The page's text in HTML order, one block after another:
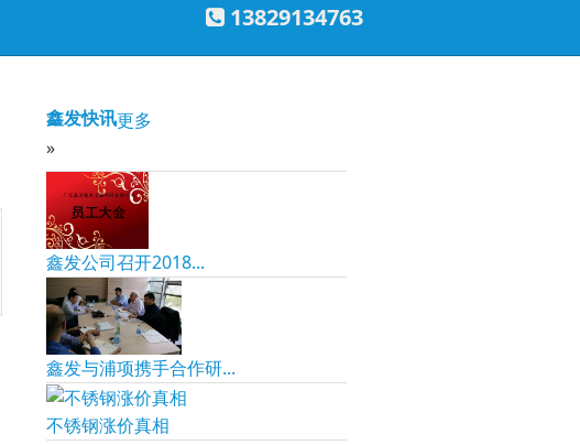
13829134763
鑫发快讯更多
»
鑫发公司召开2018...
鑫发与浦项携手合作研...
不锈钢涨价真相